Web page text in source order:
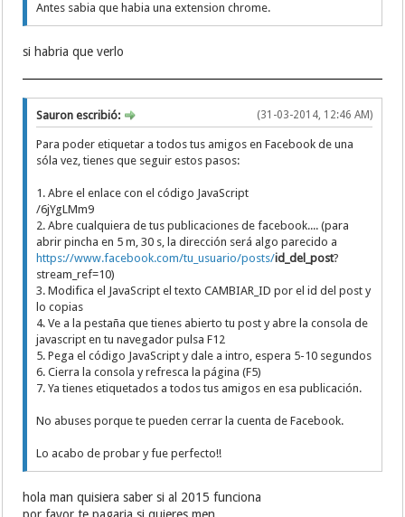
Antes sabia que habia una extension chrome.
si habria que verlo
(31-03-2014, 12:46 AM)
Sauron escribió:
Para poder etiquetar a todos tus amigos en Facebook de una
sóla vez, tienes que seguir estos pasos:
1. Abre el enlace con el código JavaScript
/6jYgLMm9
2. Abre cualquiera de tus publicaciones de facebook.... (para
abrir pincha en 5 m, 30 s, la dirección será algo parecido a
https://www.facebook.com/tu_usuario/posts/id_del_post?
stream_ref=10)
3. Modifica el JavaScript el texto CAMBIAR_ID por el id del post y
lo copias
4. Ve a la pestaña que tienes abierto tu post y abre la consola de
javascript en tu navegador pulsa F12
5. Pega el código JavaScript y dale a intro, espera 5-10 segundos
6. Cierra la consola y refresca la página (F5)
7. Ya tienes etiquetados a todos tus amigos en esa publicación.
No abuses porque te pueden cerrar la cuenta de Facebook.
Lo acabo de probar y fue perfecto!!
hola man quisiera saber si al 2015 funciona